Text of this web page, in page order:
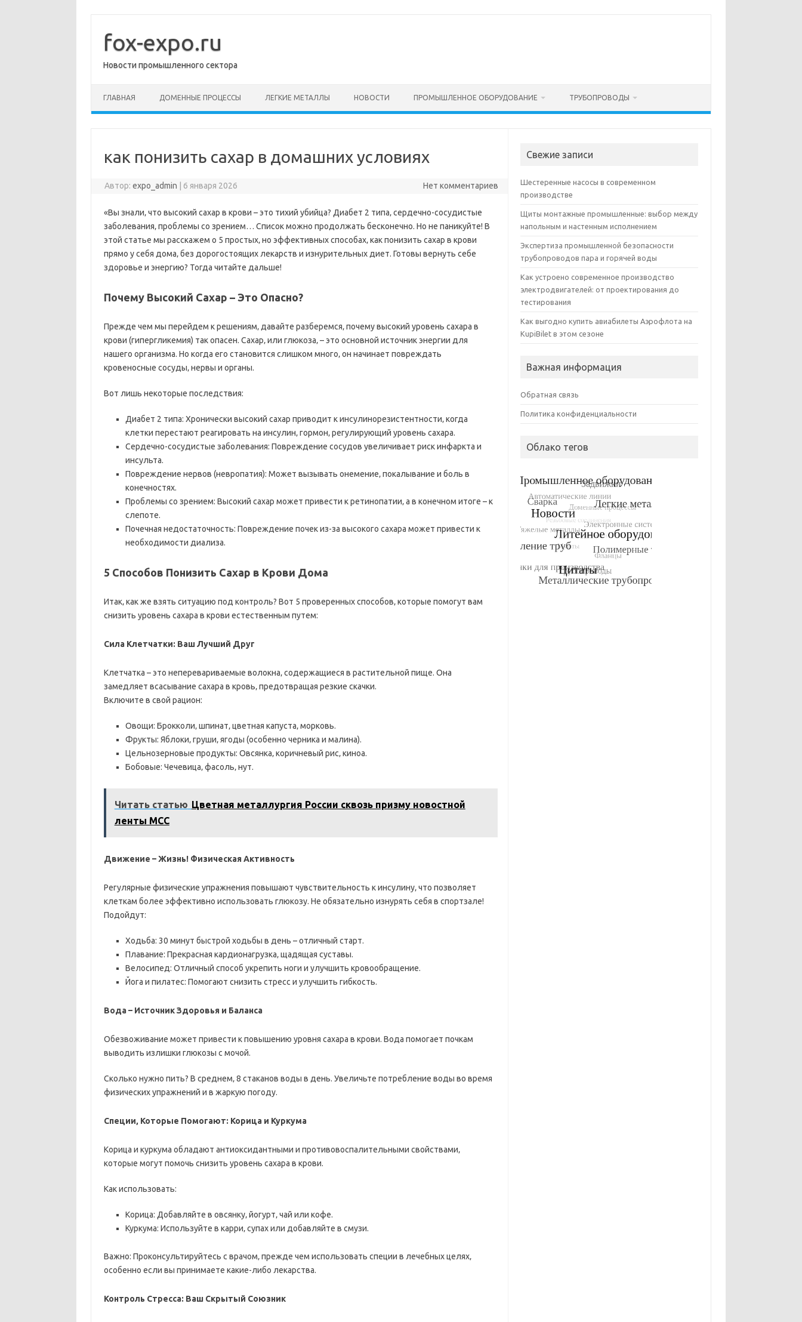
содержимому
fox-expo.ru
Новости промышленного сектора
ГЛАВНАЯ ДОМЕННЫЕ ПРОЦЕССЫ ЛЕГКИЕ МЕТАЛЛЫ НОВОСТИ ПРОМЫШЛЕННОЕ ОБОРУДОВАНИЕ ТРУБОПРОВОДЫ
как понизить сахар в домашних условиях
Автор:expo_admin 6 января 2026 Нет комментариев
«Вы знали‚ что высокий сахар в крови – это тихий убийца? Диабет 2 типа‚ сердечно-сосудистые
заболевания‚ проблемы со зрением… Список можно продолжать бесконечно. Но не паникуйте! В
этой статье мы расскажем о 5 простых‚ но эффективных способах‚ как понизить сахар в крови
прямо у себя дома‚ без дорогостоящих лекарств и изнурительных диет. Готовы вернуть себе
здоровье и энергию? Тогда читайте дальше!
Почему Высокий Сахар – Это Опасно?
Прежде чем мы перейдем к решениям‚ давайте разберемся‚ почему высокий уровень сахара в
крови (гипергликемия) так опасен. Сахар‚ или глюкоза‚ – это основной источник энергии для
нашего организма. Но когда его становится слишком много‚ он начинает повреждать
кровеносные сосуды‚ нервы и органы.
Вот лишь некоторые последствия:
Диабет 2 типа: Хронически высокий сахар приводит к инсулинорезистентности‚ когда
клетки перестают реагировать на инсулин‚ гормон‚ регулирующий уровень сахара.
Сердечно-сосудистые заболевания: Повреждение сосудов увеличивает риск инфаркта и
инсульта.
Повреждение нервов (невропатия): Может вызывать онемение‚ покалывание и боль в
конечностях.
Проблемы со зрением: Высокий сахар может привести к ретинопатии‚ а в конечном итоге – к
слепоте.
Почечная недостаточность: Повреждение почек из-за высокого сахара может привести к
необходимости диализа.
5 Способов Понизить Сахар в Крови Дома
Итак‚ как же взять ситуацию под контроль? Вот 5 проверенных способов‚ которые помогут вам
снизить уровень сахара в крови естественным путем:
Сила Клетчатки: Ваш Лучший Друг
Клетчатка – это неперевариваемые волокна‚ содержащиеся в растительной пище. Она
замедляет всасывание сахара в кровь‚ предотвращая резкие скачки.
Включите в свой рацион:
Овощи: Брокколи‚ шпинат‚ цветная капуста‚ морковь.
Фрукты: Яблоки‚ груши‚ ягоды (особенно черника и малина).
Цельнозерновые продукты: Овсянка‚ коричневый рис‚ киноа.
Бобовые: Чечевица‚ фасоль‚ нут.
Читать статью Цветная металлургия России сквозь призму новостной
ленты МСС
Движение – Жизнь! Физическая Активность
Регулярные физические упражнения повышают чувствительность к инсулину‚ что позволяет
клеткам более эффективно использовать глюкозу. Не обязательно изнурять себя в спортзале!
Подойдут:
Ходьба: 30 минут быстрой ходьбы в день – отличный старт.
Плавание: Прекрасная кардионагрузка‚ щадящая суставы.
Велосипед: Отличный способ укрепить ноги и улучшить кровообращение.
Йога и пилатес: Помогают снизить стресс и улучшить гибкость.
Вода – Источник Здоровья и Баланса
Обезвоживание может привести к повышению уровня сахара в крови. Вода помогает почкам
выводить излишки глюкозы с мочой.
Сколько нужно пить? В среднем‚ 8 стаканов воды в день. Увеличьте потребление воды во время
физических упражнений и в жаркую погоду.
Специи‚ Которые Помогают: Корица и Куркума
Корица и куркума обладают антиоксидантными и противовоспалительными свойствами‚
которые могут помочь снизить уровень сахара в крови.
Как использовать:
Корица: Добавляйте в овсянку‚ йогурт‚ чай или кофе.
Куркума: Используйте в карри‚ супах или добавляйте в смузи.
Важно: Проконсультируйтесь с врачом‚ прежде чем использовать специи в лечебных целях‚
особенно если вы принимаете какие-либо лекарства.
Контроль Стресса: Ваш Скрытый Союзник
Свежие записи
Шестеренные насосы в современном
производстве
Щиты монтажные промышленные: выбор между
напольным и настенным исполнением
Экспертиза промышленной безопасности
трубопроводов пара и горячей воды
Как устроено современное производство
электродвигателей: от проектирования до
тестирования
Как выгодно купить авиабилеты Аэрофлота на
KupiBilet в этом сезоне
Важная информация
Обратная связь
Политика конфиденциальности
Облако тегов